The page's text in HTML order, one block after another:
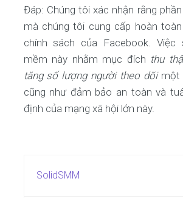
Đáp: Chúng tôi xác nhận rằng
mà chúng tôi cung cấp hoàn
chính sách của Facebook. Việc
mềm này nhằm mục đích thu
tăng số lượng người theo dõimột
cũng như đảm bảo an toàn và
định của mạng xã hội lớn này.
SolidSMM